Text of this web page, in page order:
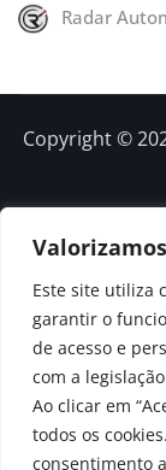
Este site utiliza
garantir o
de acesso e
com a
Ao clicar em
todos os
consentimento
Radar
Copyright ©
Quem